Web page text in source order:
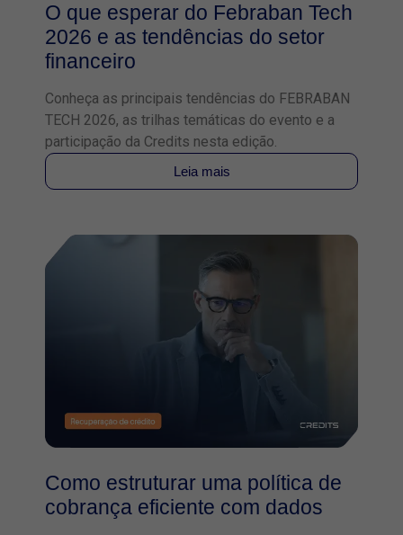
O que esperar do Febraban Tech
2026 e as tendências do setor
financeiro
Conheça as principais tendências do FEBRABAN
TECH 2026, as trilhas temáticas do evento e a
participação da Credits nesta edição.
Leia mais
Como estruturar uma política de
cobrança eficiente com dados